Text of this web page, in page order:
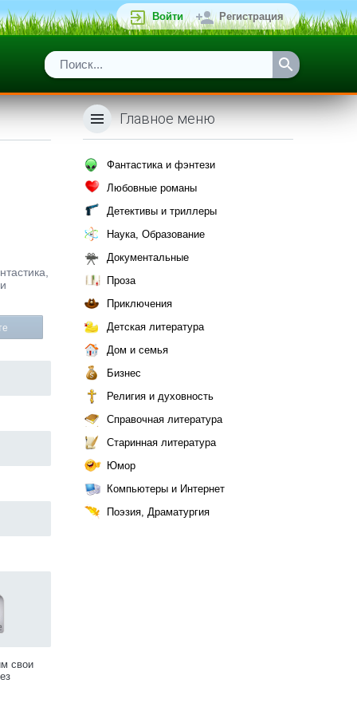
Войти Регистрация
свои
Главное меню
Фантастика и фэнтези
Любовные романы
Детективы и триллеры
Наука, Образование
Документальные
Проза
Приключения
Детская литература
Дом и семья
Бизнес
Религия и духовность
Справочная литература
Старинная литература
Юмор
Компьютеры и Интернет
Поэзия, Драматургия